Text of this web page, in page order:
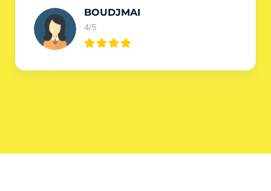
Eric Garfield
5/5